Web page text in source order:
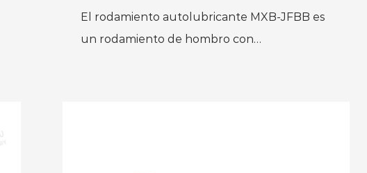
El rodamiento autolubricante MXB-JFBB es
un rodamiento de hombro con